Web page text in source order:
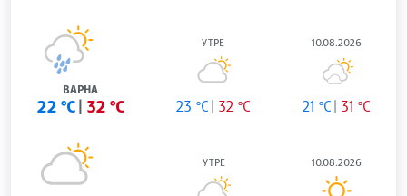
ВАРНА
22 °C 32 °C
УТРЕ
23 °C 32 °C
10.08.2026
21 °C 31 °C
УТРЕ 10.08.2026